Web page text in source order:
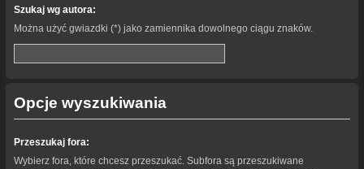
Szukaj wg autora:
Można użyć gwiazdki (*) jako zamiennika dowolnego ciągu znaków.
Opcje wyszukiwania
Przeszukaj fora:
Wybierz fora, które chcesz przeszukać. Subfora są przeszukiwane